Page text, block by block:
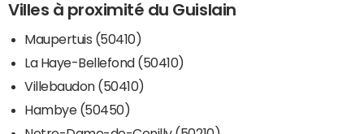
Villes à proximité du Guislain
Maupertuis (50410)
La Haye-Bellefond (50410)
Villebaudon (50410)
Hambye (50450)